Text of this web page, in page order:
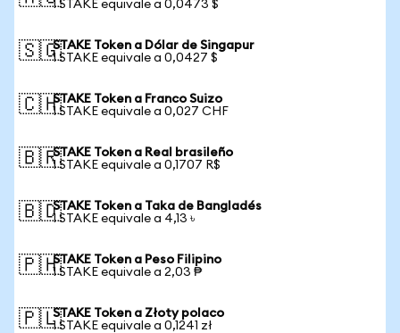
1 STAKE equivale a 0,0473 $
🇸🇬STAKE Token a Dólar de Singapur
1 STAKE equivale a 0,0427 $
🇨🇭STAKE Token a Franco Suizo
1 STAKE equivale a 0,027 CHF
🇧🇷STAKE Token a Real brasileño
1 STAKE equivale a 0,1707 R$
🇧🇩STAKE Token a Taka de Bangladés
1 STAKE equivale a 4,13 ৳
🇵🇭STAKE Token a Peso Filipino
1 STAKE equivale a 2,03 ₱
🇵🇱STAKE Token a Złoty polaco
1 STAKE equivale a 0,1241 zł